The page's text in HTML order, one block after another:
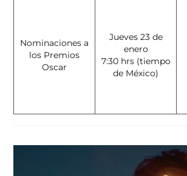
Nominaciones a
los Premios
Oscar
Jueves 23 de
enero
7:30 hrs (tiempo
de México)